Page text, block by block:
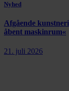
Nyhed
Afgående
åbent maskinrum«
21. juli 2026